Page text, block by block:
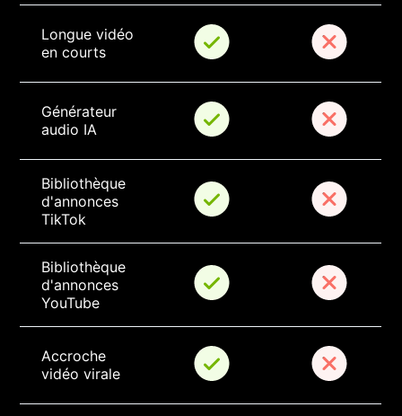
Longue vidéo
en courts
Générateur
audio IA
Bibliothèque
d'annonces
TikTok
Bibliothèque
d'annonces
YouTube
Accroche
vidéo virale